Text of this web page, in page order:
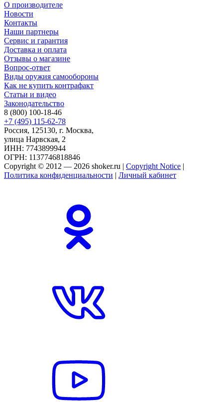
О производителе
Новости
Контакты
Наши партнеры
Сервис и гарантия
Доставка и оплата
Отзывы о магазине
Вопрос-ответ
Виды оружия самообороны
Как не купить контрафакт
Статьи и видео
Законодательство
8 (800) 100-18-46
+7 (495) 115-62-78
Россия, 125130, г. Москва,
улица Нарвская, 2
ИНН: 7743899944
ОГРН: 1137746818846
Copyright © 2012 — 2026 shoker.ru | Copyright Notice |
Политика конфиденциальности | Личный кабинет